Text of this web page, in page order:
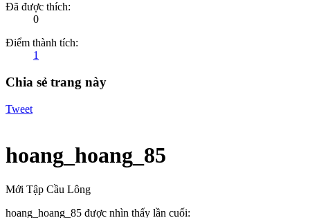
Đã được thích:
0
Điểm thành tích:
1
Chia sẻ trang này
Tweet
hoang_hoang_85
Mới Tập Cầu Lông
hoang_hoang_85 được nhìn thấy lần cuối: